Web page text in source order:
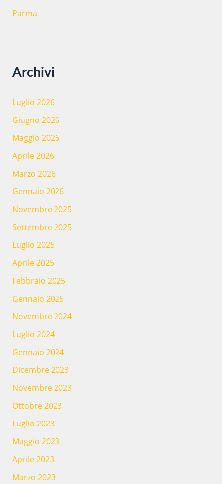
Parma
Archivi
Luglio 2026
Giugno 2026
Maggio 2026
Aprile 2026
Marzo 2026
Gennaio 2026
Novembre 2025
Settembre 2025
Luglio 2025
Aprile 2025
Febbraio 2025
Gennaio 2025
Novembre 2024
Luglio 2024
Gennaio 2024
Dicembre 2023
Novembre 2023
Ottobre 2023
Luglio 2023
Maggio 2023
Aprile 2023
Marzo 2023